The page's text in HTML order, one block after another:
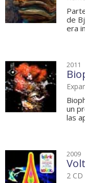
de
era
2011
un
las
2009
2